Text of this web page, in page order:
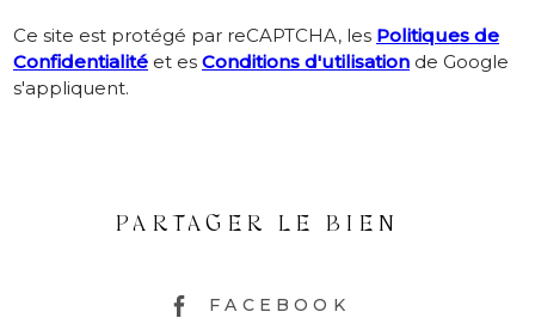
Ce site est protégé par reCAPTCHA, les Politiques de
Confidentialité et es Conditions d'utilisation de Google
s'appliquent.
PARTAGER LE BIEN
FACEBOOK